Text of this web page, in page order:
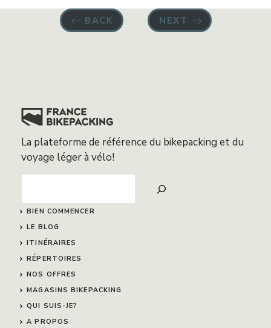
BACK NEXT
La plateforme de référence du bikepacking et du
voyage léger à vélo!
BIEN COMMENCER
LE BLOG
ITINÉRAIRES
RÉPERTOIRES
NOS OFFRES
MAGASINS BIKEPACKING
QUI SUIS-JE?
A PROPOS